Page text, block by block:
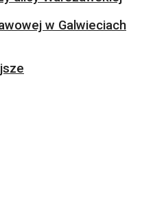
w Galwieciach